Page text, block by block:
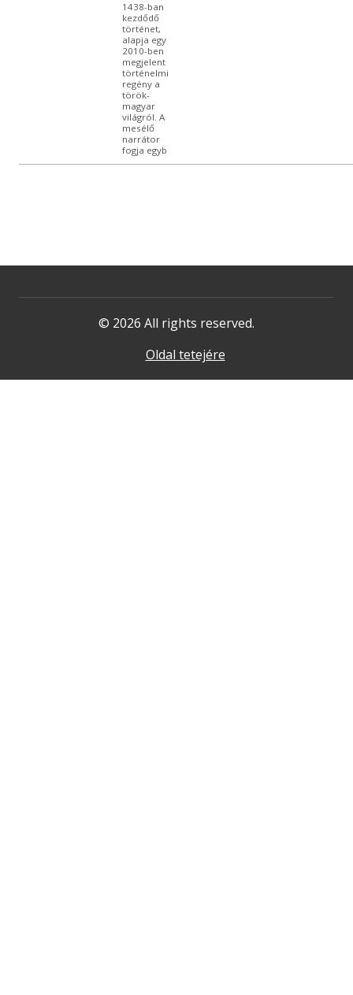
1438-ban
kezdődő
történet,
alapja egy
2010-ben
megjelent
történelmi
regény a
török-
magyar
világról. A
mesélő
narrátor
fogja egyb
© 2026 All rights reserved.
Oldal tetejére